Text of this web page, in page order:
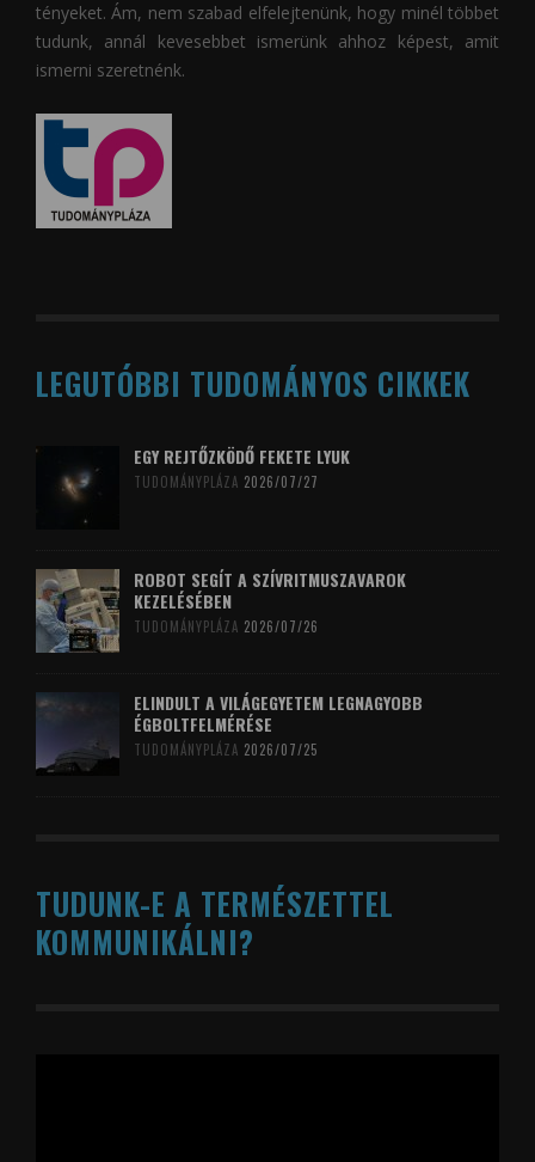
tényeket. Ám, nem szabad elfelejtenünk, hogy minél többet
tudunk, annál kevesebbet ismerünk ahhoz képest, amit
ismerni szeretnénk.
LEGUTÓBBI TUDOMÁNYOS CIKKEK
EGY REJTŐZKÖDŐ FEKETE LYUK
TUDOMÁNYPLÁZA 2026/07/27
ROBOT SEGÍT A SZÍVRITMUSZAVAROK
KEZELÉSÉBEN
TUDOMÁNYPLÁZA 2026/07/26
ELINDULT A VILÁGEGYETEM LEGNAGYOBB
ÉGBOLTFELMÉRÉSE
TUDOMÁNYPLÁZA 2026/07/25
TUDUNK-E A TERMÉSZETTEL
KOMMUNIKÁLNI?